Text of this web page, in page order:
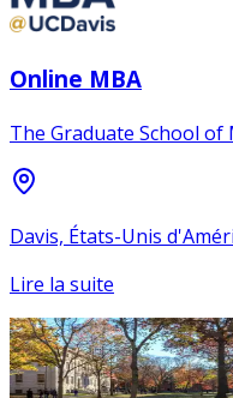
Online MBA
The Graduate School of
Davis, États-Unis
Lire la suite